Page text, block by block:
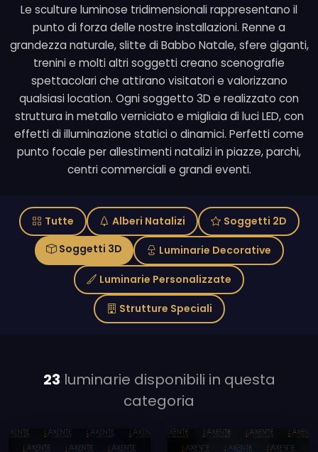
Le sculture luminose tridimensionali rappresentano il
punto di forza delle nostre installazioni. Renne a
grandezza naturale, slitte di Babbo Natale, sfere giganti,
trenini e molti altri soggetti creano scenografie
spettacolari che attirano visitatori e valorizzano
qualsiasi location. Ogni soggetto 3D e realizzato con
struttura in metallo verniciato e migliaia di luci LED, con
effetti di illuminazione statici o dinamici. Perfetti come
punto focale per allestimenti natalizi in piazze, parchi,
centri commerciali e grandi eventi.
Tutte Alberi Natalizi
Soggetti 2D
Soggetti 3D
Luminarie Decorative
Luminarie Personalizzate
Strutture Speciali
23 luminarie disponibili in questa
categoria